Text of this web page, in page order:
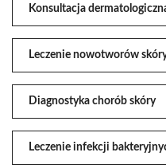
Konsultacja
Leczenie nowotworów
Diagnostyka chorób skóry
Leczenie infekcji